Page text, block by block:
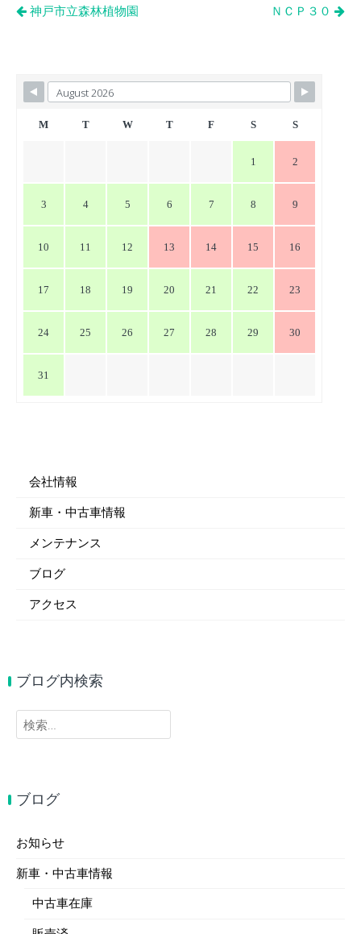
投
ビ
ゲ
神戸市立森林植物園 ＮＣＰ３０
M T W T F S S
1 2
3 4 5 6 7 8 9
10 11 12 13 14 15 16
17 18 19 20 21 22 23
24 25 26 27 28 29 30
31
会社情報
新車・中古車情報
メンテナンス
ブログ
アクセス
ブログ内検索
検
索:
ブログ
お知らせ
新車・中古車情報
中古車在庫